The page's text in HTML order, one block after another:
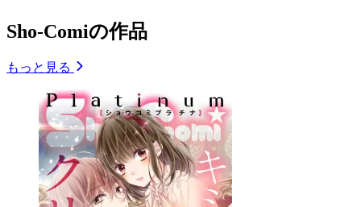
Sho-Comiの作品
もっと見る